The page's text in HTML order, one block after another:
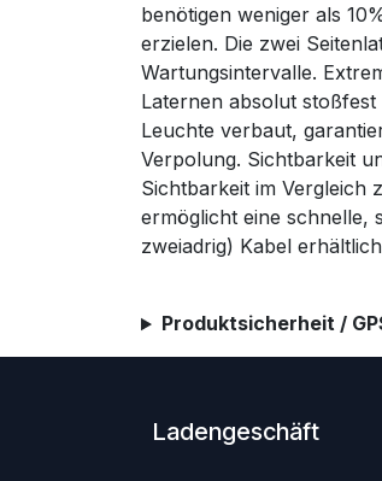
benötigen weniger als
erzielen. Die zwei
Wartungsintervalle.
Laternen absolut
Leuchte verbaut,
Verpolung. Sichtbarkeit
Sichtbarkeit im Vergleich
ermöglicht eine schnelle,
zweiadrig) Kabel
Produktsicherheit /
Ladengeschäft